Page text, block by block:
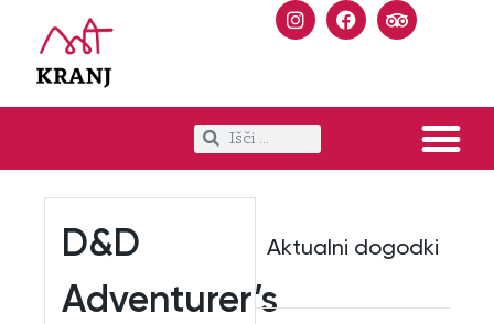
D&D
Adventurer’s
Aktualni dogodki